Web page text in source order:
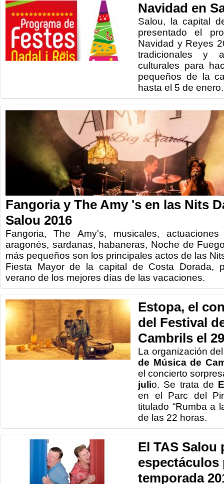
Navidad en
Salou, la capital
presentado el
Navidad y Reyes
tradicionales y
culturales para
pequeños de la
hasta el 5 de enero.
Fangoria y The Amy 's en las Nits
Salou 2016
Fangoria, The Amy's, musicales,
aragonés, sardanas, habaneras, Noche de
más pequeños son los principales actos de las
Fiesta Mayor de la capital de Costa Dorada,
verano de los mejores días de las vacaciones.
Estopa, el
del Festival
Cambrils el
La organización
de Música de
el concierto
julio. Se trata de
en el Parc del
titulado “Rumba a
de las 22 horas.
El TAS Salou
espectáculos
temporada